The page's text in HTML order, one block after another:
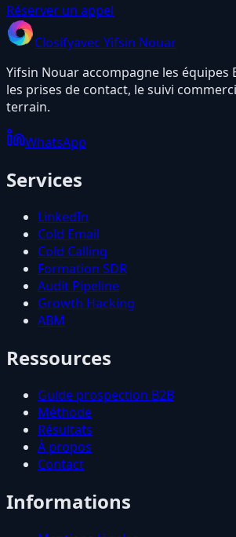
Réserver un appel
Closifyavec Yifsin Nouar
Yifsin Nouar accompagne les équipes
les prises de contact, le suivi
terrain.
WhatsApp
Services
LinkedIn
Cold Email
Cold Calling
Formation SDR
Audit Pipeline
Growth Hacking
ABM
Ressources
Guide prospection B2B
Méthode
Résultats
À propos
Contact
Informations